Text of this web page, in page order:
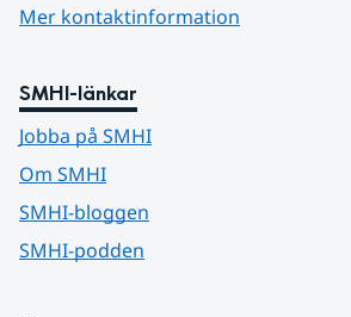
Mer kontaktinformation
SMHI-länkar
Jobba på SMHI
Om SMHI
SMHI-bloggen
SMHI-podden